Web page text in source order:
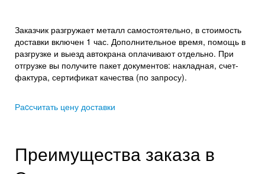
Заказчик разгружает металл самостоятельно, в стоимость
доставки включен 1 час. Дополнительное время, помощь в
разгрузке и выезд автокрана оплачивают отдельно. При
отгрузке вы получите пакет документов: накладная, счет-
фактура, сертификат качества (по запросу).
Раcсчитать цену доставки
Преимущества заказа в